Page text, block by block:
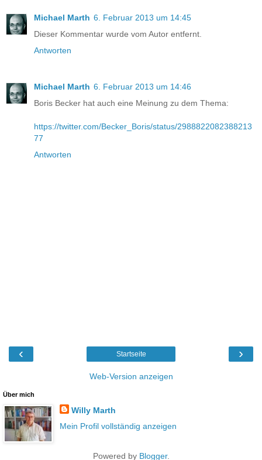
Michael Marth 6. Februar 2013 um 14:45
Dieser Kommentar wurde vom Autor entfernt.
Antworten
Michael Marth 6. Februar 2013 um 14:46
Boris Becker hat auch eine Meinung zu dem Thema:
https://twitter.com/Becker_Boris/status/2988822082388213
77
Antworten
‹ ›
Startseite
Web-Version anzeigen
Über mich
Willy Marth
Mein Profil vollständig anzeigen
Powered by Blogger.